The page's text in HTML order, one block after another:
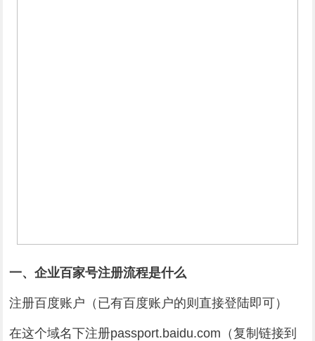
一、企业百家号注册流程是什么
注册百度账户（已有百度账户的则直接登陆即可）
在这个域名下注册passport.baidu.com（复制链接到